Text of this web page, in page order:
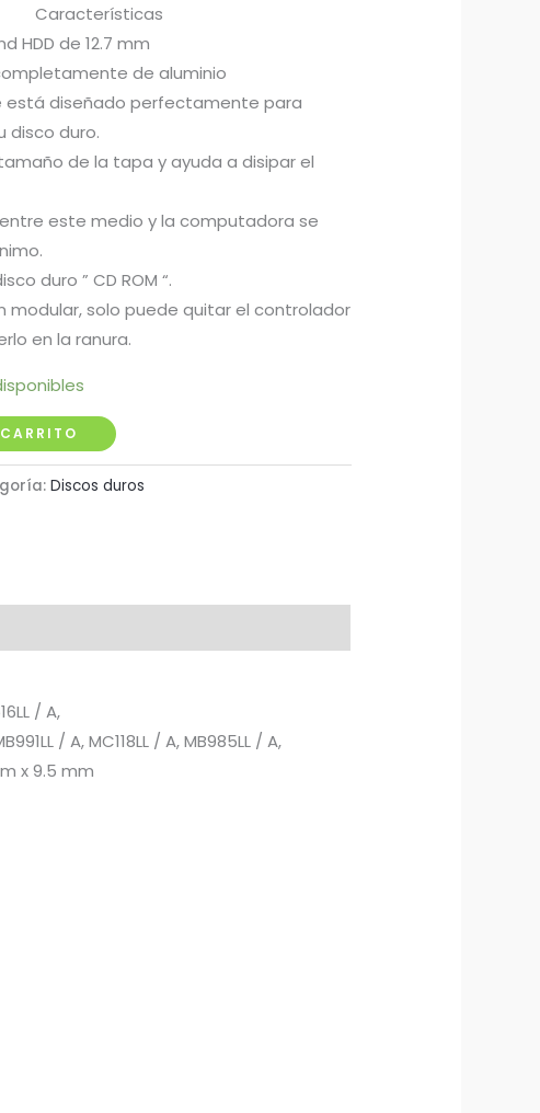
Características
HDD de 12.7 mm
de aluminio
está diseñado perfectamente para
disco duro.
de la tapa y ayuda a disipar el
este medio y la computadora se
duro ” CD ROM “.
modular, solo puede quitar el controlador
en la ranura.
Discos duros
/ A,
/ A, MC118LL / A, MB985LL / A,
x 9.5 mm